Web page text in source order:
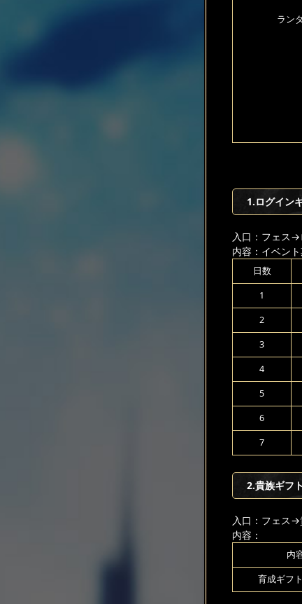
ラン
1.ログイン
入口：フェス→
内容：イベン
日数
1
2
3
4
5
6
7
2.貴族ギフト
入口：フェス→
内容：
内
育成ギフ